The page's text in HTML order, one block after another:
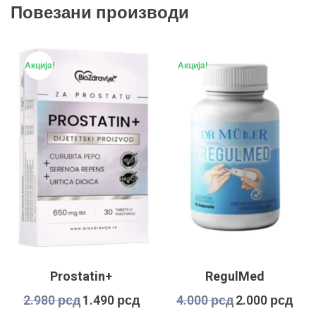
Повезани производи
Акција!
Prostatin+
2.980рсд Оригинална
1.490рсдТренутна
цена
Акција!
RegulMed
4.000рсд Оригинална
2.000рсдцена